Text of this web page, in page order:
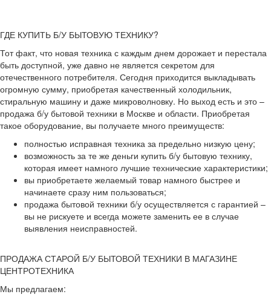
ГДЕ КУПИТЬ Б/У БЫТОВУЮ ТЕХНИКУ?
Тот факт, что новая техника с каждым днем дорожает и перестала
быть доступной, уже давно не является секретом для
отечественного потребителя. Сегодня приходится выкладывать
огромную сумму, приобретая качественный холодильник,
стиральную машину и даже микроволновку. Но выход есть и это –
продажа б/у бытовой техники в Москве и области. Приобретая
такое оборудование, вы получаете много преимуществ:
полностью исправная техника за предельно низкую цену;
возможность за те же деньги купить б/у бытовую технику,
которая имеет намного лучшие технические характеристики;
вы приобретаете желаемый товар намного быстрее и
начинаете сразу ним пользоваться;
продажа бытовой техники б/у осуществляется с гарантией –
вы не рискуете и всегда можете заменить ее в случае
выявления неисправностей.
ПРОДАЖА СТАРОЙ Б/У БЫТОВОЙ ТЕХНИКИ В МАГАЗИНЕ
ЦЕНТРОТЕХНИКА
Мы предлагаем: